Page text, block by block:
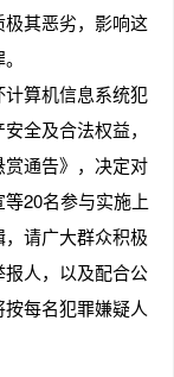
其恶劣，影响这
算机信息系统犯
全及合法权益，
通告》，决定对
20名参与实施上
请广大群众积极
人，以及配合公
每名犯罪嫌疑人